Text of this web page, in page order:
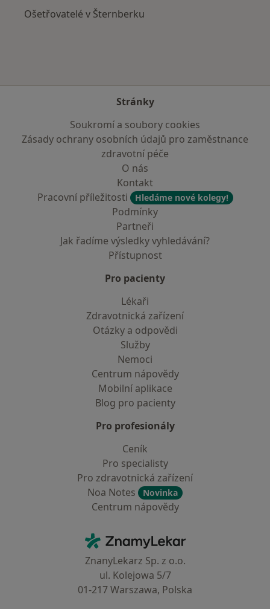
Ošetřovatelé v Šternberku
Stránky
Soukromí a soubory cookies
Zásady ochrany osobních údajů pro zaměstnance
zdravotní péče
O nás
Kontakt
Pracovní příležitosti
Hledáme nové kolegy!
Podmínky
Partneři
Jak řadíme výsledky vyhledávání?
Přístupnost
Pro pacienty
Lékaři
Zdravotnická zařízení
Otázky a odpovědi
Služby
Nemoci
Centrum nápovědy
Mobilní aplikace
Blog pro pacienty
Pro profesionály
Ceník
Pro specialisty
Pro zdravotnická zařízení
Noa Notes
Novinka
Centrum nápovědy
ZnamyLekar - Hlavní stránka
ZnanyLekarz Sp. z o.o.
ul. Kolejowa 5/7
01-217 Warszawa, Polska